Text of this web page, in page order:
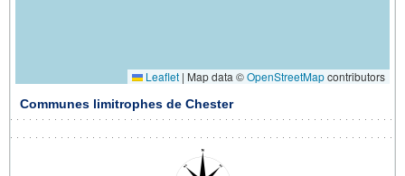
Leaflet | Map data ©OpenStreetMapcontributors
Communes limitrophes de Chester